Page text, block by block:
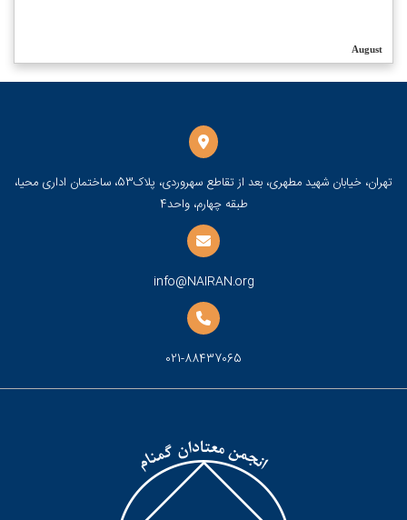
August
تهران، خیابان شهید مطهری، بعد از تقاطع سهروردی، پلاک53، ساختمان اداری محیا،
طبقه چهارم، واحد4
info@NAIRAN.org
021-88437065